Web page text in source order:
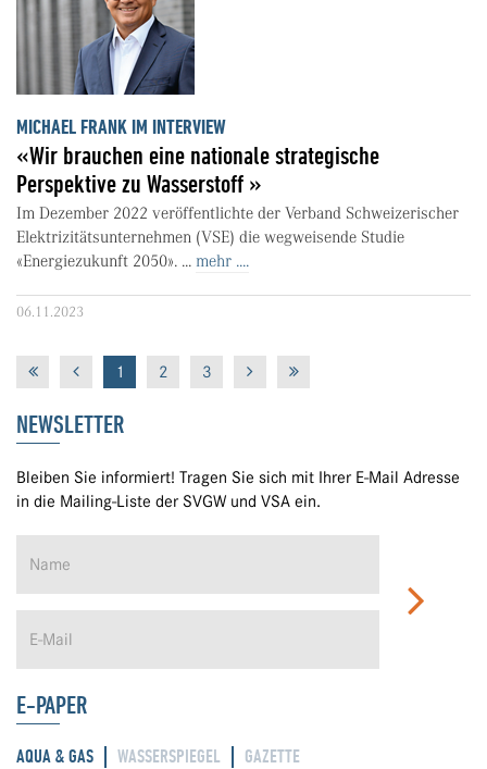
MICHAEL FRANK IM INTERVIEW
«Wir brauchen eine nationale strategische
Perspektive zu Wasserstoff »
Im Dezember 2022 veröffentlichte der Verband Schweizerischer
Elektrizitätsunternehmen (VSE) die wegweisende Studie
«Energiezukunft 2050». ... mehr ....
06.11.2023
1 2 3
NEWSLETTER
Bleiben Sie informiert! Tragen Sie sich mit Ihrer E-Mail Adresse
in die Mailing-Liste der SVGW und VSA ein.
E-PAPER
AQUA & GAS WASSERSPIEGEL GAZETTE